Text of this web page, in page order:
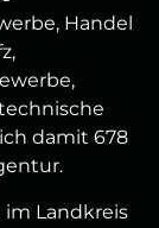
Handel
damit 678
im Landkreis